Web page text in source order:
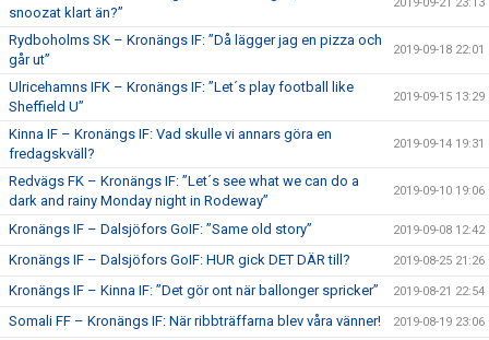
snoozat klart än?”
Rydboholms SK – Kronängs IF: ”Då lägger jag en pizza och
går ut”
2019-09-18 22:01
Ulricehamns IFK – Kronängs IF: ”Let´s play football like
Sheffield U”
2019-09-15 13:29
Kinna IF – Kronängs IF: Vad skulle vi annars göra en
fredagskväll?
2019-09-14 19:31
Redvägs FK – Kronängs IF: ”Let´s see what we can do a
dark and rainy Monday night in Rodeway”
2019-09-10 19:06
Kronängs IF – Dalsjöfors GoIF: ”Same old story” 2019-09-08 12:42
Kronängs IF – Dalsjöfors GoIF: HUR gick DET DÄR till? 2019-08-25 21:26
Kronängs IF – Kinna IF: ”Det gör ont när ballonger spricker” 2019-08-21 22:54
Somali FF – Kronängs IF: När ribbträffarna blev våra vänner! 2019-08-19 23:06